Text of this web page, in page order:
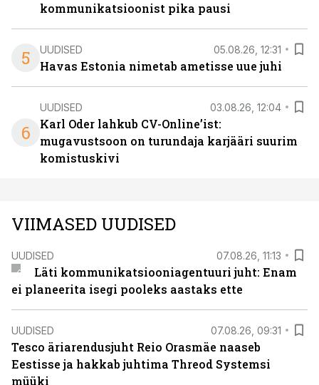
kommunikatsioonist pika pausi
5 UUDISED 05.08.26, 12:31
Havas Estonia nimetab ametisse uue juhi
6
UUDISED 03.08.26, 12:04
Karl Oder lahkub CV-Online’ist:
mugavustsoon on turundaja karjääri suurim
komistuskivi
VIIMASED UUDISED
UUDISED 07.08.26, 11:13
Läti kommunikatsiooniagentuuri juht: Enam
ei planeerita isegi pooleks aastaks ette
UUDISED 07.08.26, 09:31
Tesco äriarendusjuht Reio Orasmäe naaseb
Eestisse ja hakkab juhtima Threod Systemsi
müüki